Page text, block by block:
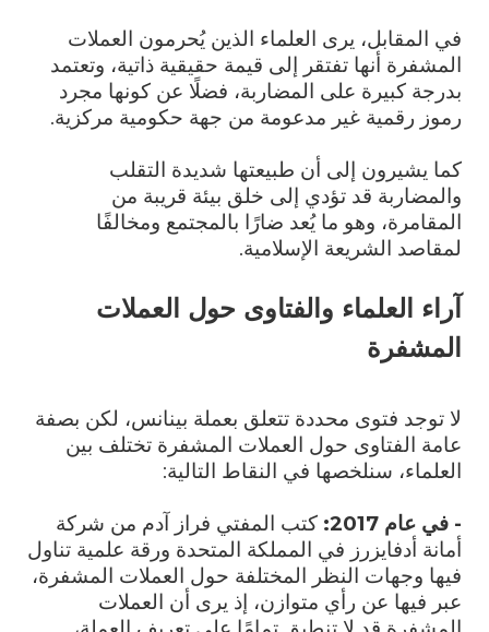
في المقابل، يرى العلماء الذين يُحرمون العملات
المشفرة أنها تفتقر إلى قيمة حقيقية ذاتية، وتعتمد
بدرجة كبيرة على المضاربة، فضلًا عن كونها مجرد
رموز رقمية غير مدعومة من جهة حكومية مركزية.
كما يشيرون إلى أن طبيعتها شديدة التقلب
والمضاربة قد تؤدي إلى خلق بيئة قريبة من
المقامرة، وهو ما يُعد ضارًا بالمجتمع ومخالفًا
لمقاصد الشريعة الإسلامية.
آراء العلماء والفتاوى حول العملات
المشفرة
لا توجد فتوى محددة تتعلق بعملة بينانس، لكن بصفة
عامة الفتاوى حول العملات المشفرة تختلف بين
العلماء، سنلخصها في النقاط التالية:
- في عام 2017:
كتب المفتي فراز آدم من شركة
أمانة أدفايزرز في المملكة المتحدة ورقة علمية تناول
فيها وجهات النظر المختلفة حول العملات المشفرة،
عبر فيها عن رأي متوازن، إذ يرى أن العملات